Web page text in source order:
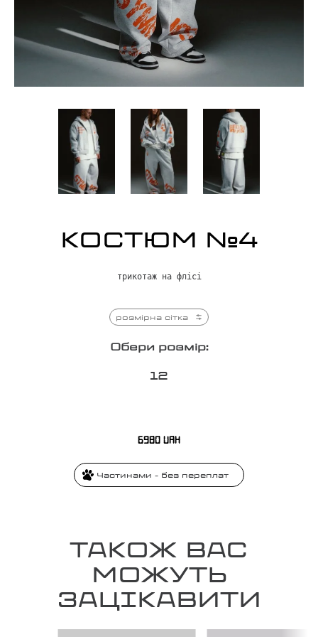
КОСТЮМ №4
трикотаж на флісі
розмірна сітка
Обери розмір:
12
6980 UAH
Частинами - без переплат
ТАКОЖ ВАС
МОЖУТЬ
ЗАЦІКАВИТИ